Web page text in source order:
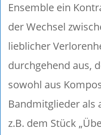
Ensemble ein
der Wechsel
lieblicher
durchgehend aus,
sowohl aus
Bandmitglieder als
z.B. dem Stück